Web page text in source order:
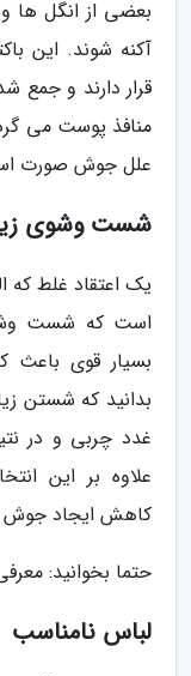
بعضی از انگل ها
آکنه شوند. این
قرار دارند و
منافذ پوست می
علل جوش صورت
شست وشوی
یک اعتقاد غلط که
است که شست
بسیار قوی
بدانید که شستن
غدد چربی و در
علاوه بر این
کاهش ایجاد جوش
حتما بخوانید:
لباس نامناسب